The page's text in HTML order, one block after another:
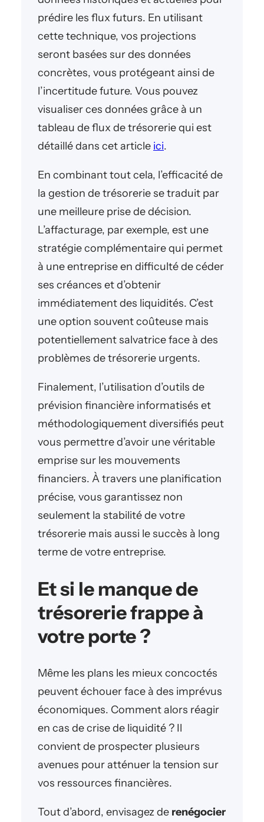
prédire les flux futurs. En utilisant
cette technique, vos projections
seront basées sur des données
concrètes, vous protégeant ainsi de
l’incertitude future. Vous pouvez
visualiser ces données grâce à un
tableau de flux de trésorerie qui est
détaillé dans cet article ici.
En combinant tout cela, l’efficacité de
la gestion de trésorerie se traduit par
une meilleure prise de décision.
L’affacturage, par exemple, est une
stratégie complémentaire qui permet
à une entreprise en difficulté de céder
ses créances et d’obtenir
immédiatement des liquidités. C’est
une option souvent coûteuse mais
potentiellement salvatrice face à des
problèmes de trésorerie urgents.
Finalement, l’utilisation d’outils de
prévision financière informatisés et
méthodologiquement diversifiés peut
vous permettre d’avoir une véritable
emprise sur les mouvements
financiers. À travers une planification
précise, vous garantissez non
seulement la stabilité de votre
trésorerie mais aussi le succès à long
terme de votre entreprise.
Et si le manque de
trésorerie frappe à
votre porte ?
Même les plans les mieux concoctés
peuvent échouer face à des imprévus
économiques. Comment alors réagir
en cas de crise de liquidité ? Il
convient de prospecter plusieurs
avenues pour atténuer la tension sur
vos ressources financières.
Tout d’abord, envisagez de renégocier